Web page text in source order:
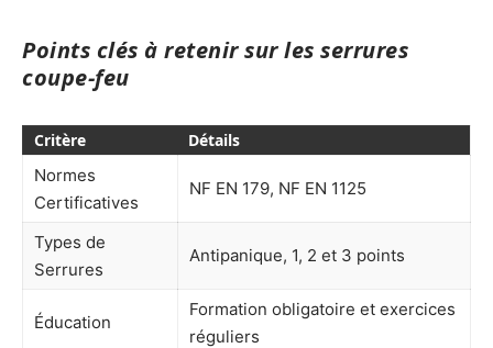
Points clés à retenir sur les serrures
coupe-feu
Critère
Détails
Normes
Certificatives
NF EN 179, NF EN 1125
Types de
Serrures
Antipanique, 1, 2 et 3 points
Éducation
Formation obligatoire et exercices
réguliers